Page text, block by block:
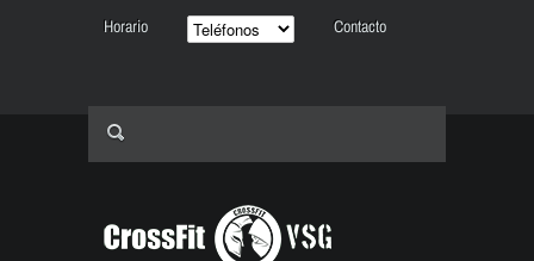
Horario Contacto